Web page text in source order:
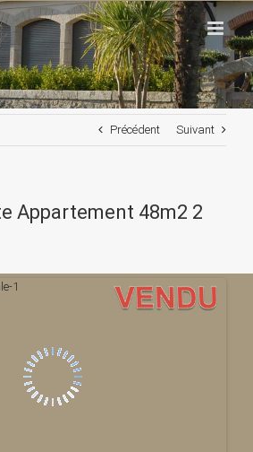
Précédent Suivant
Appartement 48m2 2